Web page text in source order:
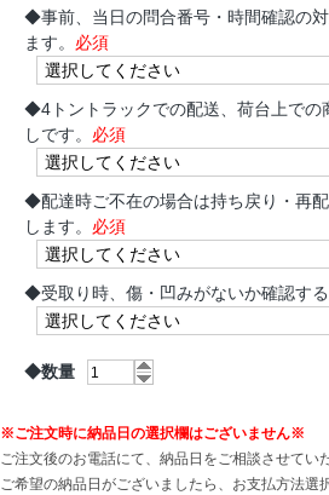
◆事前、当日の問合番号・時間確認の
ます。 必須
◆4トントラックでの配送、荷台上での
しです。 必須
◆配達時ご不在の場合は持ち戻り・再
します。 必須
◆受取り時、傷・凹みがないか確認する
◆数量
※ご注文時に納品日の選択欄はございません※
ご注文後のお電話にて、納品日をご相談させてい
ご希望の納品日がございましたら、お支払方法選